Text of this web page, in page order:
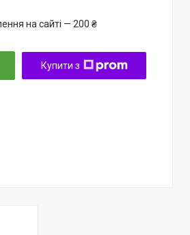
на сайті — 200 ₴
Купити з